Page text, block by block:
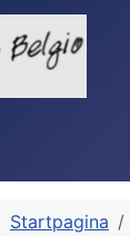
Startpagina